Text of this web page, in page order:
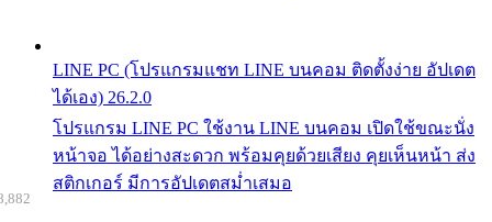
LINE PC (โปรแกรมแชท LINE บนคอม ติดตั้งง่าย อัปเดต
ได้เอง) 26.2.0
โปรแกรม LINE PC ใช้งาน LINE บนคอม เปิดใช้ขณะนั่ง
หน้าจอ ได้อย่างสะดวก พร้อมคุยด้วยเสียง คุยเห็นหน้า ส่ง
สติกเกอร์ มีการอัปเดตสม่ำเสมอ